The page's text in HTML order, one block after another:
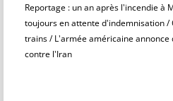
Reportage : un an après l'incendie à
toujours en attente d'indemnisation /
trains / L'armée américaine
contre l'Iran